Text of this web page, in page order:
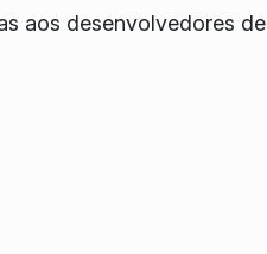
aos desenvolvedores de